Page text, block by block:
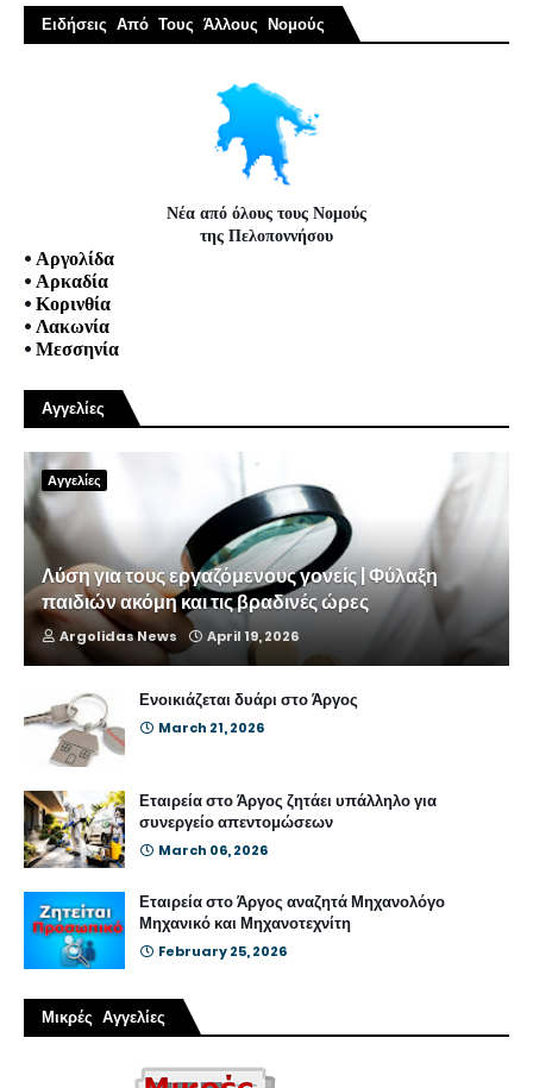
Ειδήσεις Από Τους Άλλους Νομούς
Νέα από όλους τους Νομούς
της Πελοποννήσου
• Αργολίδα
• Αρκαδία
• Κορινθία
• Λακωνία
• Μεσσηνία
Αγγελίες
Αγγελίες
Λύση για τους εργαζόμενους γονείς | Φύλαξη
παιδιών ακόμη και τις βραδινές ώρες
Argolidas News April 19, 2026
Ενοικιάζεται δυάρι στο Άργος
March 21, 2026
Εταιρεία στο Άργος ζητάει υπάλληλο για
συνεργείο απεντομώσεων
March 06, 2026
Εταιρεία στο Άργος αναζητά Μηχανολόγο
Μηχανικό και Μηχανοτεχνίτη
February 25, 2026
Μικρές Αγγελίες